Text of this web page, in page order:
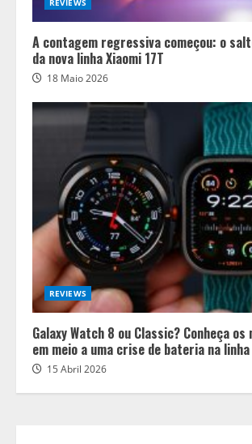
REVIEWS
A contagem regressiva começou: o
da nova linha Xiaomi 17T
18 Maio 2026
REVIEWS
Galaxy Watch 8 ou Classic? Conheça os
em meio a uma crise de bateria na
15 Abril 2026